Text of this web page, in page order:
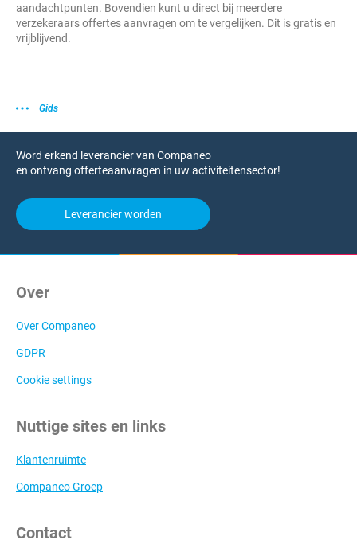
aandachtpunten. Bovendien kunt u direct bij meerdere
verzekeraars offertes aanvragen om te vergelijken. Dit is gratis en
vrijblijvend.
Gids
Word erkend leverancier van Companeo
en ontvang offerteaanvragen in uw activiteitensector!
Leverancier worden
Over
Over Companeo
GDPR
Cookie settings
Nuttige sites en links
Klantenruimte
Companeo Groep
Contact